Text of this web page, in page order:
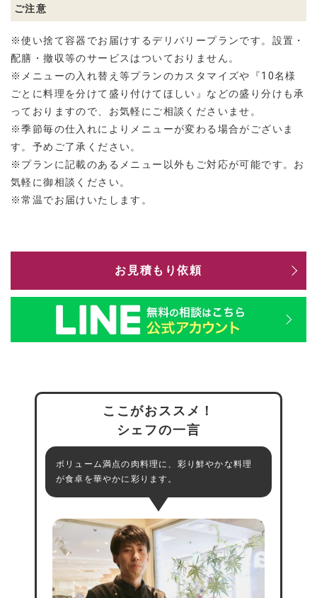
ご注意
※使い捨て容器でお届けするデリバリープランです。設置・
配膳・撤収等のサービスはついておりません。
※メニューの入れ替え等プランのカスタマイズや『10名様
ごとに料理を分けて盛り付けてほしい』などの盛り分けも承
っておりますので、お気軽にご相談くださいませ。
※季節毎の仕入れによりメニューが変わる場合がございま
す。予めご了承ください。
※プランに記載のあるメニュー以外もご対応が可能です。お
気軽に御相談ください。
※常温でお届けいたします。
お見積もり依頼
ここがおススメ！
シェフの一言
ボリューム満点の肉料理に、彩り鮮やかな料理
が食卓を華やかに彩ります。